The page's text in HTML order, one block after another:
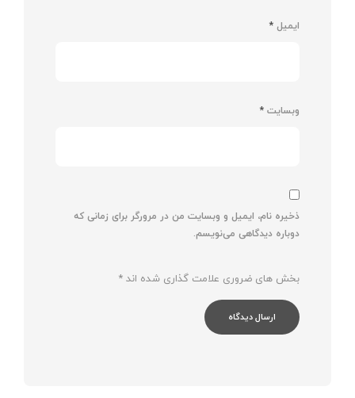
ایمیل *
وبسایت *
ذخیره نام، ایمیل و وبسایت من در مرورگر برای زمانی که
دوباره دیدگاهی می‌نویسم.
بخش های ضروری علامت گذاری شده اند *